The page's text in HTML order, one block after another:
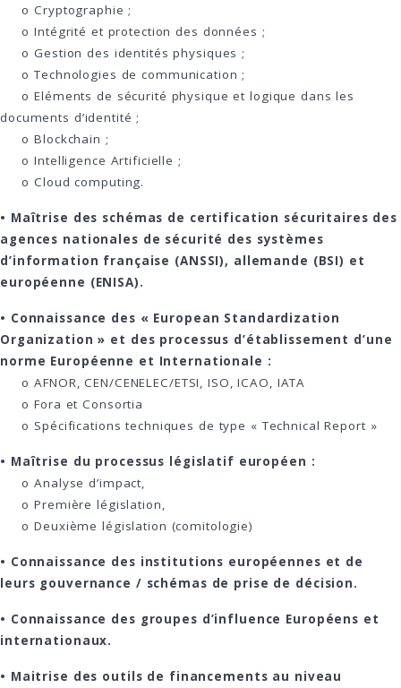
o Cryptographie ;
o Intégrité et protection des données ;
o Gestion des identités physiques ;
o Technologies de communication ;
o Eléments de sécurité physique et logique dans les
documents d’identité ;
o Blockchain ;
o Intelligence Artificielle ;
o Cloud computing.
• Maîtrise des schémas de certification sécuritaires des
agences nationales de sécurité des systèmes
d’information française (ANSSI), allemande (BSI) et
européenne (ENISA).
• Connaissance des « European Standardization
Organization » et des processus d’établissement d’une
norme Européenne et Internationale :
o AFNOR, CEN/CENELEC/ETSI, ISO, ICAO, IATA
o Fora et Consortia
o Spécifications techniques de type « Technical Report »
• Maîtrise du processus législatif européen :
o Analyse d’impact,
o Première législation,
o Deuxième législation (comitologie)
• Connaissance des institutions européennes et de
leurs gouvernance / schémas de prise de décision.
• Connaissance des groupes d’influence Européens et
internationaux.
• Maitrise des outils de financements au niveau